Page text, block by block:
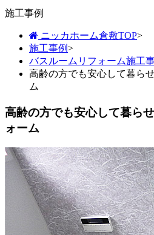
施工事例
ニッカホーム倉敷TOP>
施工事例>
バスルームリフォーム施工
高齢の方でも安心して暮ら
ム
高齢の方でも安心して暮ら
ォーム